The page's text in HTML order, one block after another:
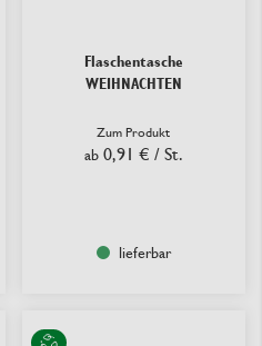
Flaschentasche
WEIHNACHTEN
Zum Produkt
ab 0,91 € / St.
lieferbar